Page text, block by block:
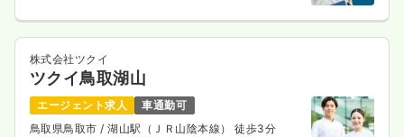
株式会社ツクイ
ツクイ鳥取湖山
エージェント求人
車通勤可
鳥取県鳥取市/ 湖山駅（ＪＲ山陰本線） 徒歩3分